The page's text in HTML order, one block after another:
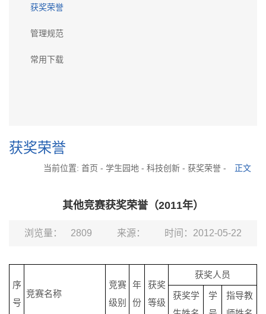
获奖荣誉
管理规范
常用下载
获奖荣誉
当前位置: 首页 - 学生园地 - 科技创新 - 获奖荣誉 - 正文
其他竞赛获奖荣誉（2011年）
浏览量： 2809 来源： 时间：2012-05-22
序
号
竞赛名称
竞赛
级别
年
份
获奖
等级
获奖人员
获奖学
学
指导教